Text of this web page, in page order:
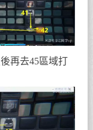
再去45區域打